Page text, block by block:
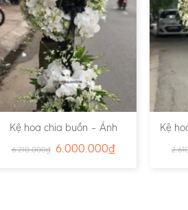
Kệ hoa chia buồn – Ánh
Sáng Thiên Đường – Ms:3841
6.210.000₫ 6.000.000₫
Kệ